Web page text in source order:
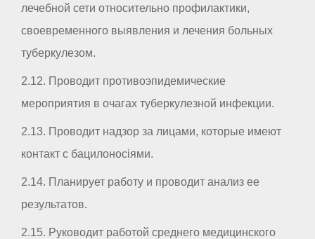
лечебной сети относительно профилактики,
своевременного выявления и лечения больных
туберкулезом.
2.12. Проводит противоэпидемические
мероприятия в очагах туберкулезной инфекции.
2.13. Проводит надзор за лицами, которые имеют
контакт с бацилоносіями.
2.14. Планирует работу и проводит анализ ее
результатов.
2.15. Руководит работой среднего медицинского